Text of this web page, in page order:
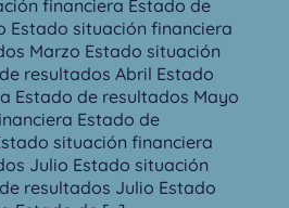
financiera Estado de
Estado situación financiera
Marzo Estado situación
resultados Abril Estado
Estado de resultados Mayo
Estado de
situación financiera
Julio Estado situación
resultados Julio Estado